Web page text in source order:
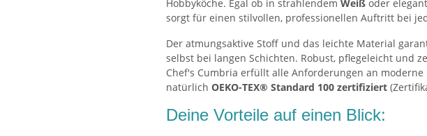
Hobbyköche. Egal ob in strahlendem Weiß oder
sorgt für einen stilvollen, professionellen Auftritt bei
Der atmungsaktive Stoff und das leichte Material
selbst bei langen Schichten. Robust, pflegeleicht und
Chef's Cumbria erfüllt alle Anforderungen an
natürlich OEKO-TEX® Standard 100 zertifiziert
Deine Vorteile auf einen Blick: